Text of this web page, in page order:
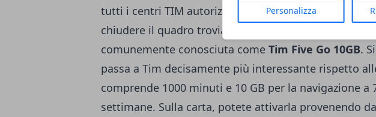
Personalizza
tutti i centri TIM autorizzati sono abilitati a procedere
chiudere il quadro troviamo infine la Tim Five Go + 5
comunemente conosciuta come Tim Five Go 10GB.
passa a Tim decisamente più interessante rispetto
comprende 1000 minuti e 10 GB per la navigazione
settimane. Sulla carta, potete attivarla provenendo